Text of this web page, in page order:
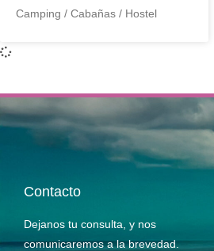
Camping / Cabañas / Hostel
Contacto
Dejanos tu consulta, y nos
comunicaremos a la brevedad.